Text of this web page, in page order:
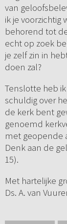
van
ik je
behorend tot
echt op zoek
je zelf zin in
doen zal?
Tenslotte heb
schuldig over
de kerk bent
genoemd
met geopende
Denk aan de
15).
Met hartelijke
Ds. A. van